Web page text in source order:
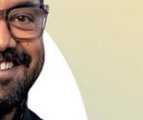
अपने अब तक के
में भी